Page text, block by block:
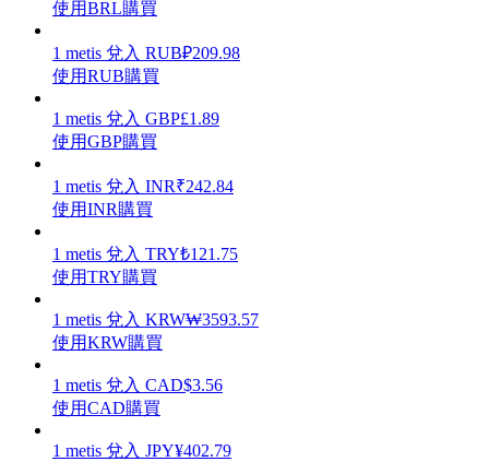
使您的資產穩定增值
一鍵質押鎖定高收益
使用BRL購買
1 metis 兌入 RUB₽209.98
使用RUB購買
1 metis 兌入 GBP£1.89
使用GBP購買
1 metis 兌入 INR₹242.84
使用INR購買
1 metis 兌入 TRY₺121.75
使用TRY購買
1 metis 兌入 KRW₩3593.57
使用KRW購買
1 metis 兌入 CAD$3.56
使用CAD購買
1 metis 兌入 JPY¥402.79